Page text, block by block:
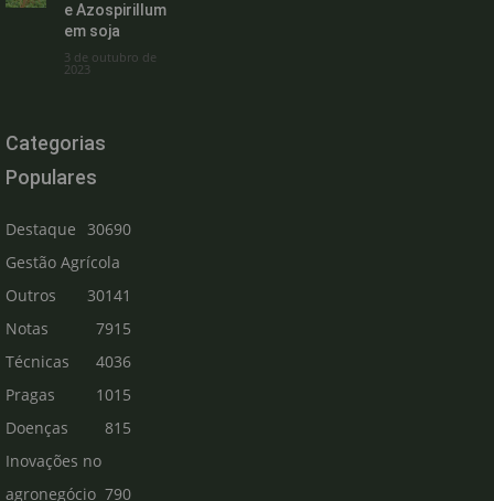
e Azospirillum
em soja
3 de outubro de
2023
Categorias
Populares
Destaque
30690
Gestão Agrícola
30141
Outros
7915
Notas
Técnicas
4036
Pragas
1015
Doenças
815
Inovações no
agronegócio 790